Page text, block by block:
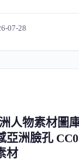
07-28
人物素材圖
亞洲臉孔
材